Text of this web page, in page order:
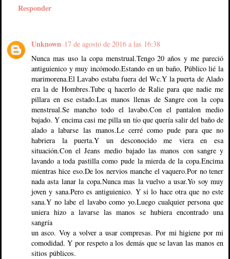
Responder
Unknown 17 de agosto de 2016 a las 16:38
Nunca mas uso la copa menstrual.Tengo 20 años y me pareció
antiguienico y muy incómodo.Estando en un baño, Público lié la
marimorena.El Lavabo estaba fuera del Wc.Y la puerta de Alado
era la de Hombres.Tube q hacerlo de Ralie para que nadie me
pillara en ese estado.Las manos llenas de Sangre con la copa
menstrual.Se mancho todo el lavabo.Con el pantalon medio
bajado. Y encima casi me pilla un tío que quería salir del baño de
alado a labarse las manos.Le cerré como pude para que no
habriera la puerta.Y un desconocido me viera en esa
situación.Con el Jeans medio bajado las manos con sangre y
lavando a toda pastilla como pude la mierda de la copa.Encima
mientras hice eso.De los nervios manche el vaquero.Por no tener
nada asta lanar la copa.Nunca mas la vuelvo a usar.Yo soy muy
joven y sana.Pero es antiguienico. Y si lo hace otra que no este
sana.Y no labe el lavabo como yo.Luego cualquier persona que
uniera hizo a lavarse las manos se hubiera encontrado una
sangría
un asco. Voy a volver a usar compresas. Por mi higiene por mi
comodidad. Y por respeto a los demás que se lavan las manos en
sitios públicos.